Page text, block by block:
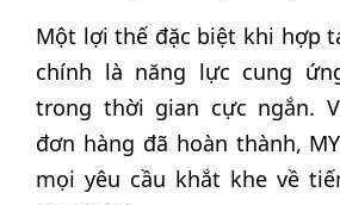
Một lợi thế đặc biệt khi hợp
chính là năng lực cung
trong thời gian cực ngắn.
đơn hàng đã hoàn thành,
mọi yêu cầu khắt khe về